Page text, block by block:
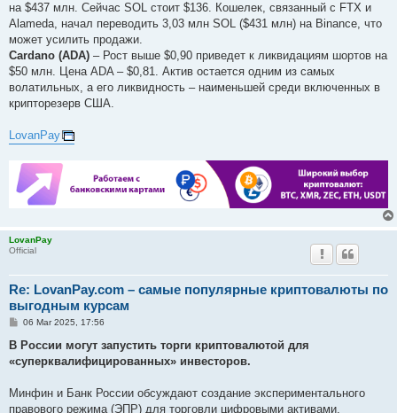
на $437 млн. Сейчас SOL стоит $136. Кошелек, связанный с FTX и
Alameda, начал переводить 3,03 млн SOL ($431 млн) на Binance, что
может усилить продажи.
Cardano (ADA) – Рост выше $0,90 приведет к ликвидациям шортов на
$50 млн. Цена ADA – $0,81. Актив остается одним из самых
волатильных, а его ликвидность – наименьшей среди включенных в
крипторезерв США.
LovanPay
LovanPay
Official
Re: LovanPay.com – самые популярные криптовалюты по
выгодным курсам
P
s
06 Mar 2025, 17:56
В России могут запустить торги криптовалютой для
«суперквалифицированных» инвесторов.
Минфин и Банк России обсуждают создание экспериментального
правового режима (ЭПР) для торговли цифровыми активами.